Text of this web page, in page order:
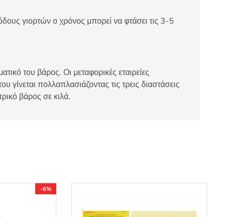
γιορτών ο χρόνος μπορεί να φτάσει τις 3-5
του βάρος. Οι μεταφορικές εταιρείες
πολλαπλασιάζοντας τις τρεις διαστάσεις
βάρος σε κιλά.
-6%